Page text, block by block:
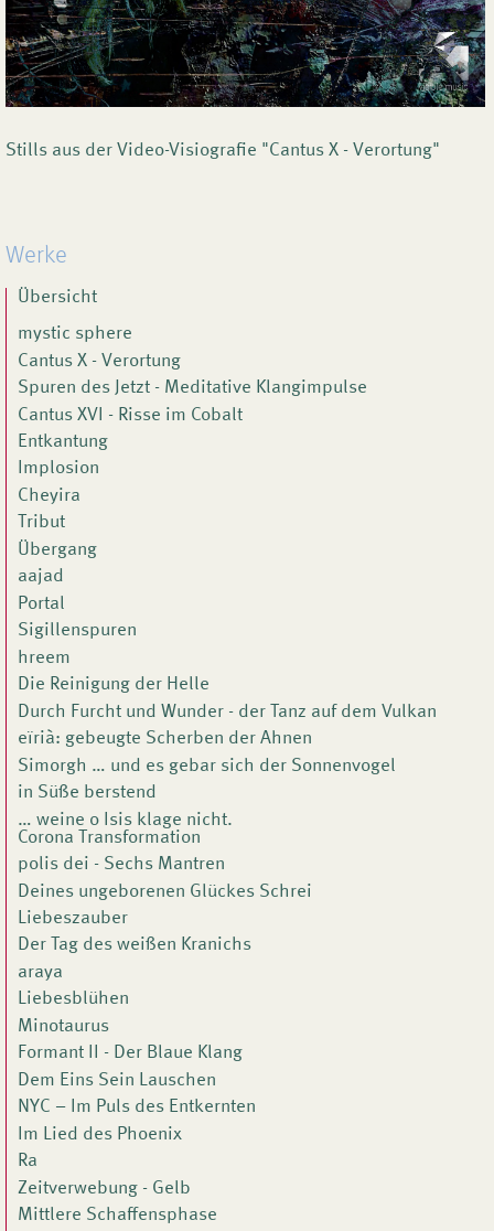
Stills aus der Video-Visiografie "Cantus X - Verortung"
Werke
Übersicht
mystic sphere
Cantus X - Verortung
Spuren des Jetzt - Meditative Klangimpulse
Cantus XVI - Risse im Cobalt
Entkantung
Implosion
Cheyira
Tribut
Übergang
aajad
Portal
Sigillenspuren
hreem
Die Reinigung der Helle
Durch Furcht und Wunder - der Tanz auf dem Vulkan
eïrià: gebeugte Scherben der Ahnen
Simorgh … und es gebar sich der Sonnenvogel
in Süße berstend
… weine o Isis klage nicht.
Corona Transformation
polis dei - Sechs Mantren
Deines ungeborenen Glückes Schrei
Liebeszauber
Der Tag des weißen Kranichs
araya
Liebesblühen
Minotaurus
Formant II - Der Blaue Klang
Dem Eins Sein Lauschen
NYC – Im Puls des Entkernten
Im Lied des Phoenix
Ra
Zeitverwebung - Gelb
Mittlere Schaffensphase